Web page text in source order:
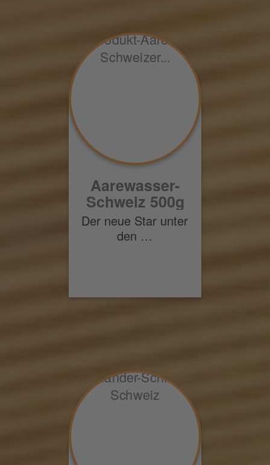
Aarewasser-
Schweiz 500g
Der neue Star unter
den …